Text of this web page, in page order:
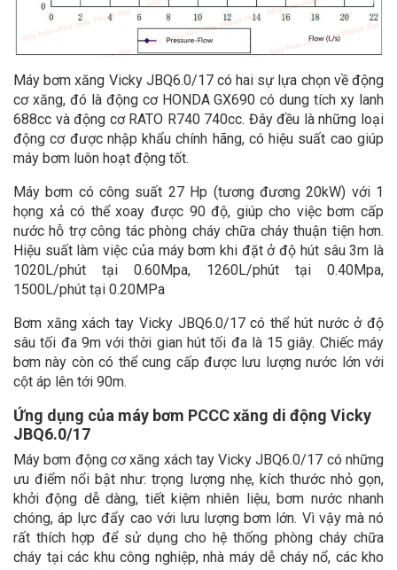
Máy bơm xăng Vicky JBQ6.0/17 có hai sự lựa chọn về động
cơ xăng, đó là động cơ HONDA GX690 có dung tích xy lanh
688cc và động cơ RATO R740 740cc. Đây đều là những loại
động cơ được nhập khẩu chính hãng, có hiệu suất cao giúp
máy bơm luôn hoạt động tốt.
Máy bơm có công suất 27 Hp (tương đương 20kW) với 1
họng xả có thể xoay được 90 độ, giúp cho việc bơm cấp
nước hỗ trợ công tác phòng cháy chữa cháy thuận tiện hơn.
Hiệu suất làm việc của máy bơm khi đặt ở độ hút sâu 3m là
1020L/phút tại 0.60Mpa, 1260L/phút tại 0.40Mpa,
1500L/phút tại 0.20MPa
Bơm xăng xách tay Vicky JBQ6.0/17 có thể hút nước ở độ
sâu tối đa 9m với thời gian hút tối đa là 15 giây. Chiếc máy
bơm này còn có thể cung cấp được lưu lượng nước lớn với
cột áp lên tới 90m.
Ứng dụng của máy bơm PCCC xăng di động Vicky
JBQ6.0/17
Máy bơm động cơ xăng xách tay Vicky JBQ6.0/17 có những
ưu điểm nổi bật như: trọng lượng nhẹ, kích thước nhỏ gọn,
khởi động dễ dàng, tiết kiệm nhiên liệu, bơm nước nhanh
chóng, áp lực đẩy cao với lưu lượng bơm lớn. Vì vậy mà nó
rất thích hợp để sử dụng cho hệ thống phòng cháy chữa
cháy tại các khu công nghiệp, nhà máy dễ cháy nổ, các kho